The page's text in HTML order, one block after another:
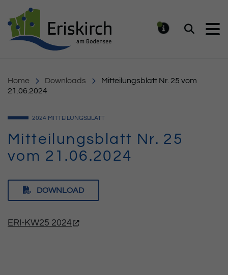
Suchen
Home Downloads
Mitteilungsblatt Nr. 25 vom
21.06.2024
2024 MITTEILUNGSBLATT
Mitteilungsblatt Nr. 25
vom 21.06.2024
DOWNLOAD
ERI-KW25 2024